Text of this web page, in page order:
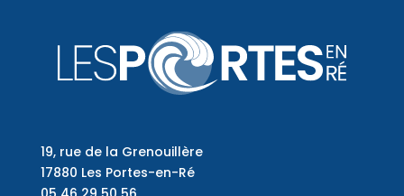
19, rue de la Grenouillère
17880 Les Portes-en-Ré